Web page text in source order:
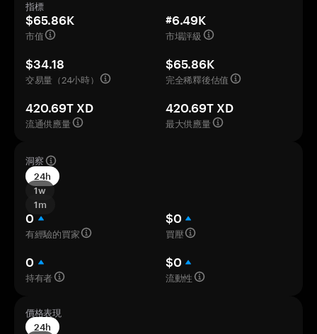
指標
$65.86K
市值
#6.49K
市場評級
$34.18
交易量（24小時）
$65.86K
完全稀釋後估值
420.69T XD
流通供應量
420.69T XD
最大供應量
洞察
24h
1w
1m
0
有經驗的買家
$0
買壓
0
持有者
$0
流動性
價格表現
24h